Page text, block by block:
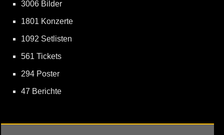
3006 Bilder
1801 Konzerte
1092 Setlisten
561 Tickets
294 Poster
47 Berichte